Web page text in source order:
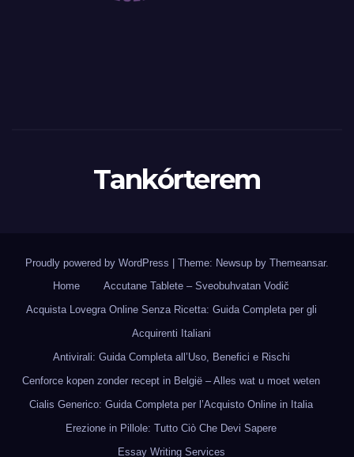
Tankórterem
Proudly powered by WordPress Theme: Newsup by Themeansar.
Home
Accutane Tablete – Sveobuhvatan Vodič
Acquista Lovegra Online Senza Ricetta: Guida Completa per gli
Acquirenti Italiani
Antivirali: Guida Completa all’Uso, Benefici e Rischi
Cenforce kopen zonder recept in België – Alles wat u moet weten
Cialis Generico: Guida Completa per l’Acquisto Online in Italia
Erezione in Pillole: Tutto Ciò Che Devi Sapere
Essay Writing Services